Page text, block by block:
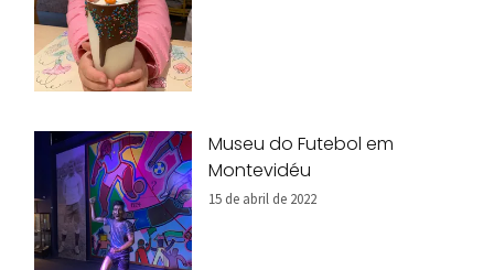
Museu do Futebol em
Montevidéu
15 de abril de 2022